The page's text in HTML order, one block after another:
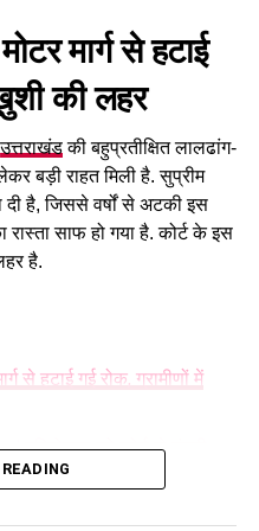
करोड़ इंफ्रा के लिए भेजे, और
रहे हैं।
लाभान्वित किया जाए।
सिंह सैनी, सहायक अभियंता
विश्रुत, डीएससी मैनेजर नरेंद्र
, विधायक प्रतिनिधि महेश नेगी (
आदि उपस्थित रहे।
मार्ग से हटाई
की लहर
उत्तराखंडकी बहुप्रतीक्षित लालढांग-
बड़ी राहत मिली है. सुप्रीम
दी है, जिससे वर्षों से अटकी इस
साफ हो गया है. कोर्ट के इस
है.
से हटाई गई रोक, ग्रामीणों में
परियोजना को कोर्ट से मंजूरी
कार्य